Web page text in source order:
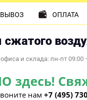
и склада: пн-пт 09:00
нам +7 (495)
ОПЛАТА